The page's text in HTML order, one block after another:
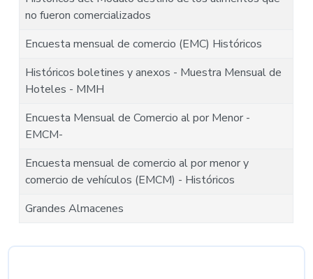
no fueron comercializados
Encuesta mensual de comercio (EMC) Históricos
Históricos boletines y anexos - Muestra Mensual de
Hoteles - MMH
Encuesta Mensual de Comercio al por Menor -
EMCM-
Encuesta mensual de comercio al por menor y
comercio de vehículos (EMCM) - Históricos
Grandes Almacenes